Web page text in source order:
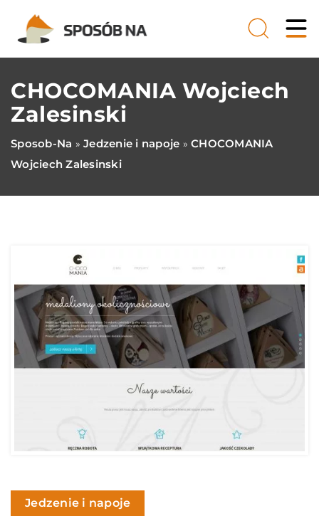
CHOCOMANIA Wojciech
Zalesinski
Sposob-Na » Jedzenie i napoje » CHOCOMANIA
Wojciech Zalesinski
Jedzenie i napoje